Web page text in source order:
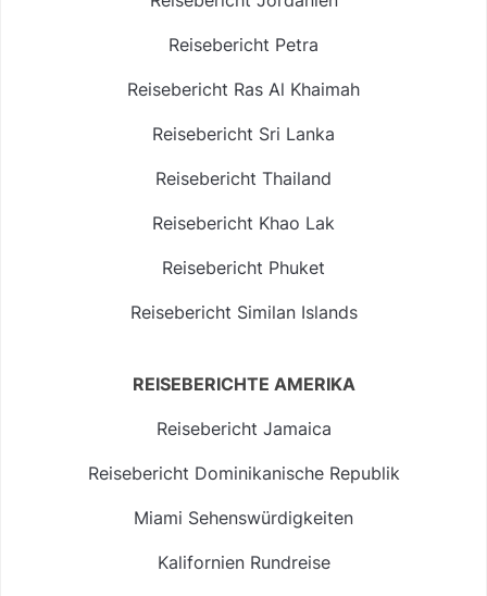
Reisebericht Petra
Reisebericht Ras Al Khaimah
Reisebericht Sri Lanka
Reisebericht Thailand
Reisebericht Khao Lak
Reisebericht Phuket
Reisebericht Similan Islands
REISEBERICHTE AMERIKA
Reisebericht Jamaica
Reisebericht Dominikanische Republik
Miami Sehenswürdigkeiten
Kalifornien Rundreise